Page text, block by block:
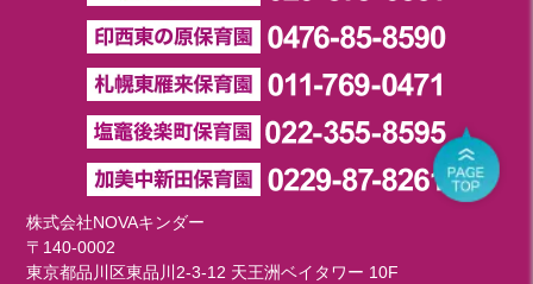
株式会社NOVAキンダー
〒140-0002
東京都品川区東品川2-3-12 天王洲ベイタワー 10F